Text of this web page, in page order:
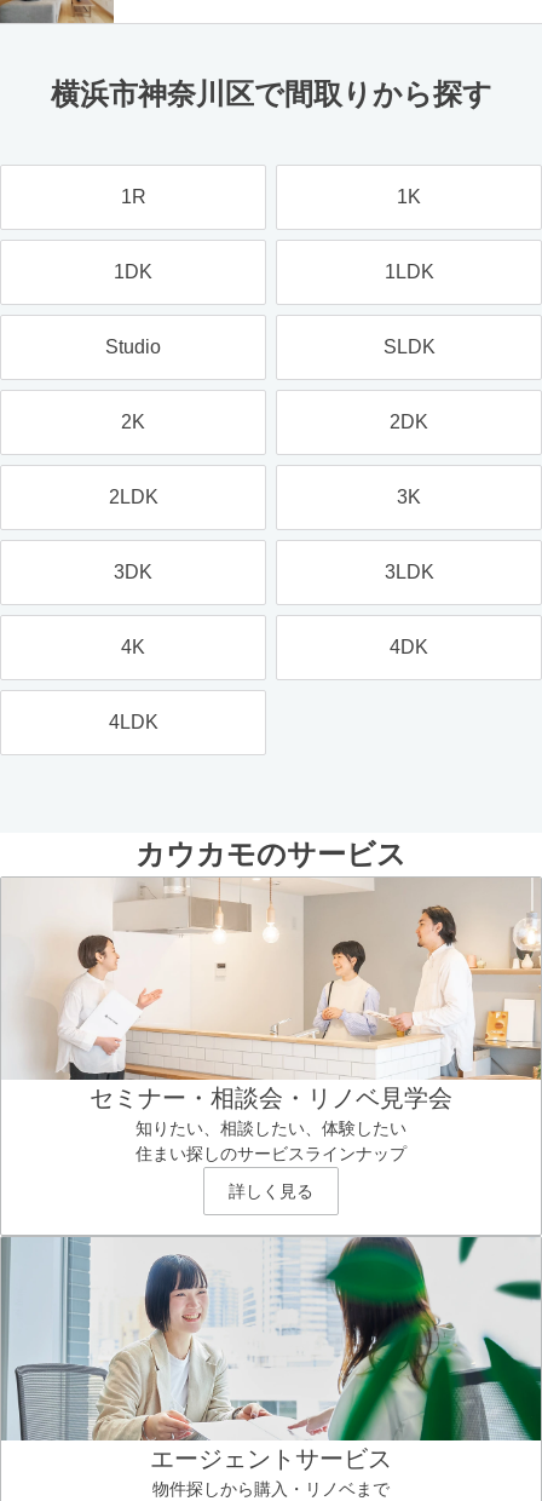
横浜市神奈川区で間取りから探す
1R 1K
1DK 1LDK
Studio SLDK
2K 2DK
2LDK 3K
3DK 3LDK
4K 4DK
4LDK
カウカモのサービス
セミナー・相談会・リノベ見学会
知りたい、相談したい、体験したい
住まい探しのサービスラインナップ
詳しく見る
エージェントサービス
物件探しから購入・リノベまで